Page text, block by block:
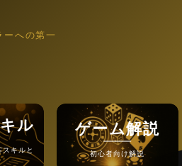
への第一
ー入門 職業理解・集客入口
キルと
ル
初心者向け解説
ゲーム解説